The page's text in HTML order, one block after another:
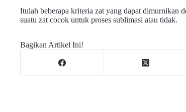
Itulah beberapa kriteria zat yang dapat dimurnikan
suatu zat cocok untuk proses sublimasi atau tidak.
Bagikan Artikel Ini!